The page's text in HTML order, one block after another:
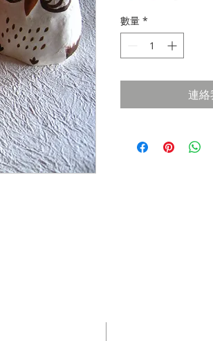
數量 *
連絡